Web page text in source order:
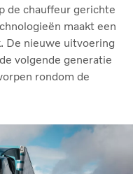
de chauffeur gerichte
maakt een
De nieuwe uitvoering
volgende generatie
rondom de